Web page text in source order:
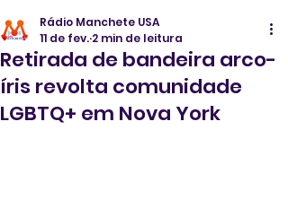
Retirada de bandeira arco-
íris revolta comunidade
LGBTQ+ em Nova York
Rádio Manchete USA
11 de fev. 2 min de leitura